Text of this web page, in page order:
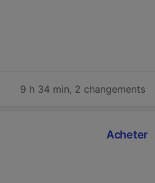
9 h 34 min, 2 changements
Acheter